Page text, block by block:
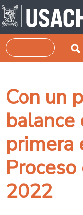
Skip to main content
Search
Con un
balance
primera
2022